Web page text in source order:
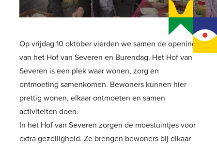
Op vrijdag 10 oktober vierden we samen de opening
van het Hof van Severen en Burendag. Het Hof van
Severen is een plek waar wonen, zorg en
ontmoeting samenkomen. Bewoners kunnen hier
prettig wonen, elkaar ontmoeten en samen
activiteiten doen.
In het Hof van Severen zorgen de moestuintjes voor
extra gezelligheid. Ze brengen bewoners bij elkaar